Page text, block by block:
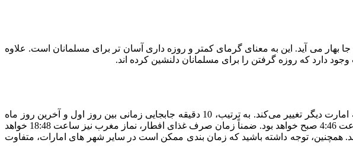
می آید. این به معنای گرمای کمتر و روزه داری آسان تر برای مسلمانان است. علاوه
وقتی نوبت به زمان نماز در ماه مبارک رمضان در دبی می‌رسد، اوقات نماز روزانه کمی تغییر می‌کند و از امارتی به امارت دیگر تغییر می‌کند. به ترتیب، 10 دقیقه جابجایی زمانی بین روز اول و آخرین روز ماه
مبارک رمضان در دبی ایجاد می شود. به عنوان مثال، در روز اول ماه مبارک رمضان 2024، شروع نماز و روزه در ساعت 4:46 صبح خواهد بود. ضمناً زمان صرف غذای افطار، نماز مغرب نیز ساعت 18:48 خواهد
صبح شروع می کنند و در ساعت 18:58 روزه خود را افطار می کنند. همچنین، توجه داشته باشید که زمان بندی ممکن است در سایر شهر های امارات، متفاوت